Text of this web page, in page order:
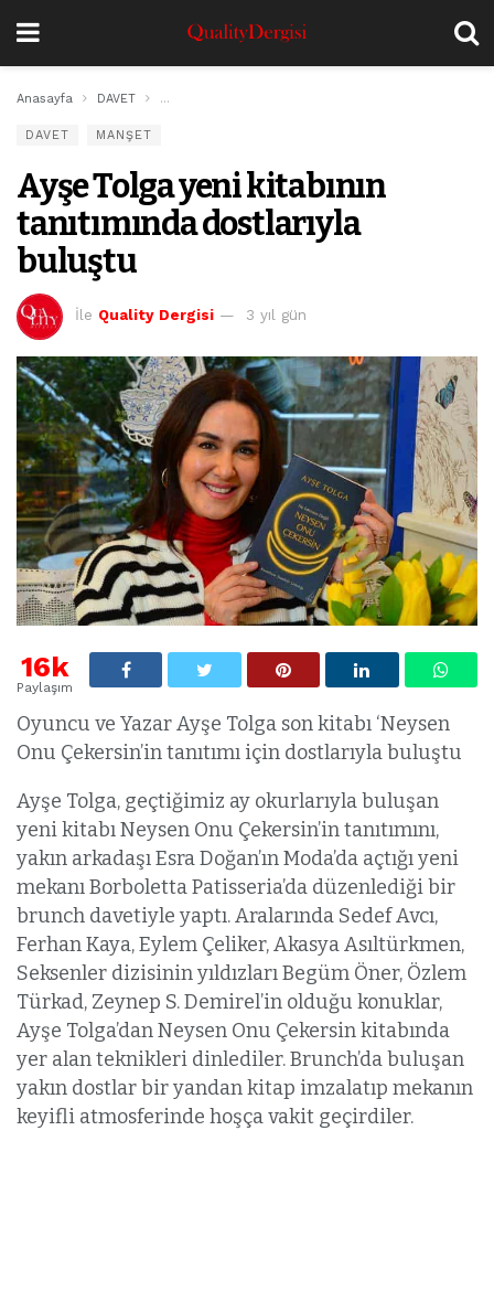
Anasayfa DAVET Ayşe Tolga yeni kitabının tanıtımında dostlarıyla
DAVET MANŞET
Ayşe Tolga yeni kitabının
tanıtımında dostlarıyla
buluştu
İle Quality Dergisi 3 yıl gün
16k
Paylaşım
Oyuncu ve Yazar Ayşe Tolga son kitabı ‘Neysen
Onu Çekersin’in tanıtımı için dostlarıyla buluştu
Ayşe Tolga, geçtiğimiz ay okurlarıyla buluşan
yeni kitabı Neysen Onu Çekersin’in tanıtımını,
yakın arkadaşı Esra Doğan’ın Moda’da açtığı yeni
mekanı Borboletta Patisseria’da düzenlediği bir
brunch davetiyle yaptı. Aralarında Sedef Avcı,
Ferhan Kaya, Eylem Çeliker, Akasya Asıltürkmen,
Seksenler dizisinin yıldızları Begüm Öner, Özlem
Türkad, Zeynep S. Demirel’in olduğu konuklar,
Ayşe Tolga’dan Neysen Onu Çekersin kitabında
yer alan teknikleri dinlediler. Brunch’da buluşan
yakın dostlar bir yandan kitap imzalatıp mekanın
keyifli atmosferinde hoşça vakit geçirdiler.